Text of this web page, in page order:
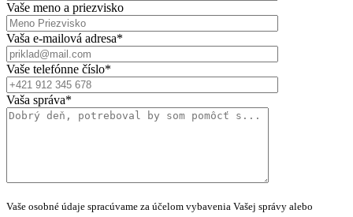
Vaše meno a priezvisko
Vaša e-mailová adresa*
Vaše telefónne číslo*
Vaša správa*
Vaše osobné údaje spracúvame za účelom vybavenia Vašej správy alebo